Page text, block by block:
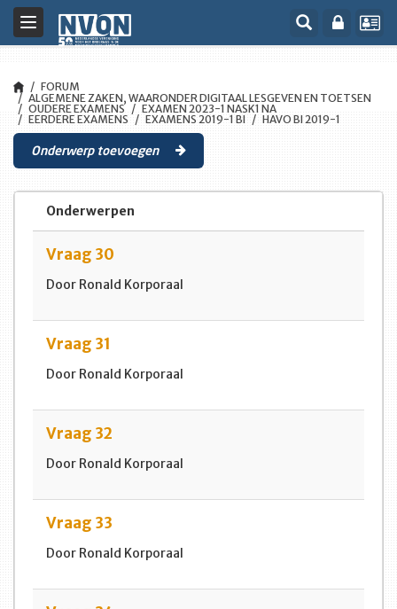
Toggle
navigation
FORUM
ALGEMENE ZAKEN, WAARONDER DIGITAAL LESGEVEN EN TOETSEN
OUDERE EXAMENS
EXAMEN 2023-1 NASK1 NA
EERDERE EXAMENS
EXAMENS 2019-1 BI HAVO BI 2019-1
Onderwerp toevoegen
Onderwerpen
Vraag 30
Door Ronald Korporaal
Vraag 31
Door Ronald Korporaal
Vraag 32
Door Ronald Korporaal
Vraag 33
Door Ronald Korporaal